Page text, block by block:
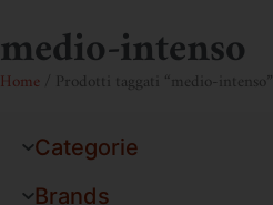
medio-intenso
Home / Prodotti taggati “medio-intenso”
Categorie
Brands